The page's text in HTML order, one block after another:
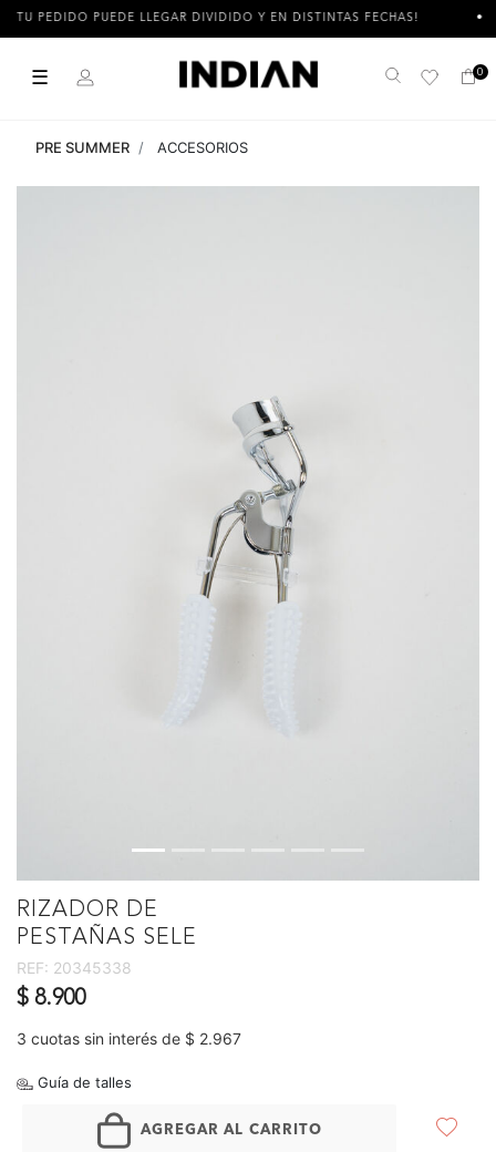
PEDIDO PUEDE LLEGAR DIVIDIDO Y EN DISTINTAS FECHAS!
☰ Buscar 0
PRE SUMMER ACCESORIOS
RIZADOR DE
PESTAÑAS SELE
REF: 20345338
$ 8.900
3 cuotas sin interés de $ 2.967
Guía de talles
AGREGAR AL CARRITO